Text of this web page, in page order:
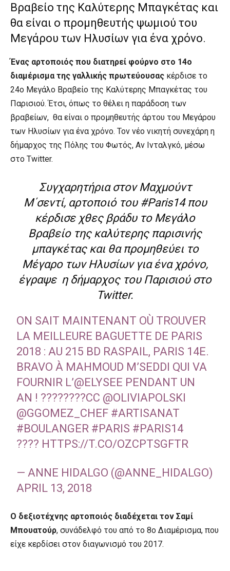
Bραβείο της Καλύτερης Μπαγκέτας και
θα είναι ο προμηθευτής ψωμιού του
Μεγάρου των Ηλυσίων για ένα χρόνο.
Ένας αρτοποιός που διατηρεί φούρνο στο 14ο
διαμέρισμα της γαλλικής πρωτεύουσας κέρδισε το
24ο Μεγάλο Bραβείο της Καλύτερης Μπαγκέτας του
Παρισιού. Έτσι, όπως το θέλει η παράδοση των
βραβείων, θα είναι ο προμηθευτής άρτου του Μεγάρου
των Ηλυσίων για ένα χρόνο. Τον νέο νικητή συνεχάρη η
δήμαρχος της Πόλης του Φωτός, Αν Ινταλγκό, μέσω
στο Twitter.
Συγχαρητήρια στον Μαχμούντ
Μ΄σεντί, αρτοποιό του #Paris14 που
κέρδισε χθες βράδυ το Μεγάλο
Βραβείο της καλύτερης παρισινής
μπαγκέτας και θα προμηθεύει το
Μέγαρο των Ηλυσίων για ένα χρόνο,
έγραψε η δήμαρχος του Παρισιού στο
Twitter.
ON SAIT MAINTENANT OÙ TROUVER
LA MEILLEURE BAGUETTE DE PARIS
2018 : AU 215 BD RASPAIL, PARIS 14E.
BRAVO À MAHMOUD M’SEDDI QUI VA
FOURNIR L’@ELYSEE PENDANT UN
AN ! ????????CC @OLIVIAPOLSKI
@GGOMEZ_CHEF #ARTISANAT
#BOULANGER #PARIS #PARIS14
???? HTTPS://T.CO/OZCPTSGFTR
— ANNE HIDALGO (@ANNE_HIDALGO)
APRIL 13, 2018
Ο δεξιοτέχνης αρτοποιός διαδέχεται τον Σαμί
Μπουατούρ, συνάδελφό του από το 8ο Διαμέρισμα, που
είχε κερδίσει στον διαγωνισμό του 2017.